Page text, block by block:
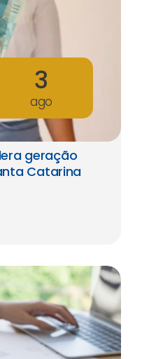
3
ago
geração
Catarina